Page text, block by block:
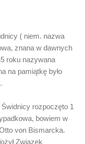
( niem. nazwa
znana w dawnych
roku nazywana
na pamiątkę było
rozpoczęto 1
bowiem w
von Bismarcka.
Związek